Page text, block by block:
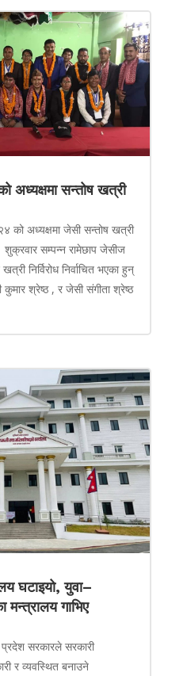
अध्यक्षमा सन्तोष खत्री
को अध्यक्षमा जेसी सन्तोष खत्री
शुक्रवार सम्पन्न रामेछाप जेसीज
निर्विरोध निर्वाचित भएका हुन्
कुमार श्रेष्ठ , र जेसी संगीता श्रेष्ठ
घटाइयो, युवा–
गाभिए
सरकारले सरकारी
र व्यवस्थित बनाउने